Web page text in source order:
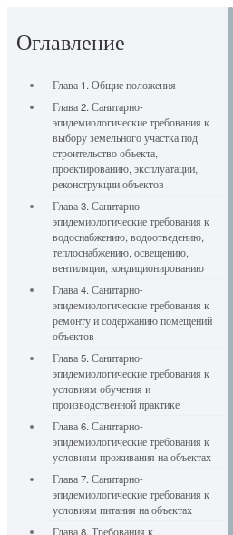
Оглавление
Глава 1. Общие положения
Глава 2. Санитарно-
эпидемиологические требования к
выбору земельного участка под
строительство объекта,
проектированию, эксплуатации,
реконструкции объектов
Глава 3. Санитарно-
эпидемиологические требования к
водоснабжению, водоотведению,
теплоснабжению, освещению,
вентиляции, кондиционированию
Глава 4. Санитарно-
эпидемиологические требования к
ремонту и содержанию помещений
объектов
Глава 5. Санитарно-
эпидемиологические требования к
условиям обучения и
производственной практике
Глава 6. Санитарно-
эпидемиологические требования к
условиям проживания на объектах
Глава 7. Санитарно-
эпидемиологические требования к
условиям питания на объектах
Глава 8. Требования к